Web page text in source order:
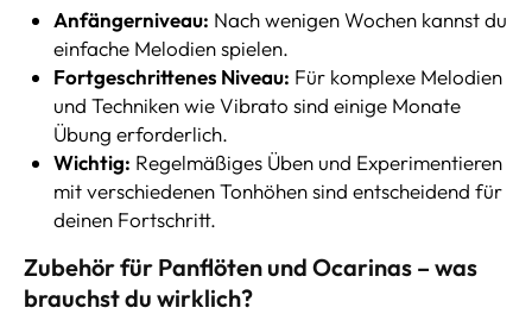
Anfängerniveau: Nach wenigen Wochen kannst du
einfache Melodien spielen.
Fortgeschrittenes Niveau: Für komplexe Melodien
und Techniken wie Vibrato sind einige Monate
Übung erforderlich.
Wichtig: Regelmäßiges Üben und Experimentieren
mit verschiedenen Tonhöhen sind entscheidend für
deinen Fortschritt.
Zubehör für Panflöten und Ocarinas – was
brauchst du wirklich?